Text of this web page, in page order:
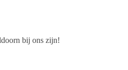
bij ons zijn!